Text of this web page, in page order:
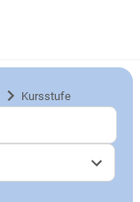
Kursstufe